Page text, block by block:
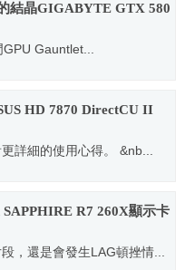
結晶GIGABYTE GTX 580
Gauntlet...
HD 7870 DirectCU II
詳細的使用心得。 &nb...
SAPPHIRE R7 260X顯示卡
，還是會發生LAG頓挫情...